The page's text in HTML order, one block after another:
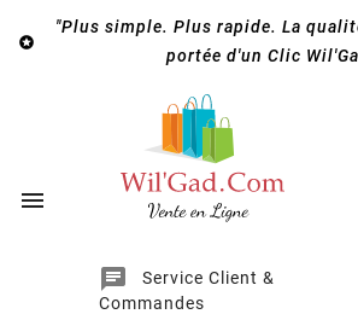

"Plus simple. Plus rapide. La
portée d'un Clic

chat
Service Client &
Commandes